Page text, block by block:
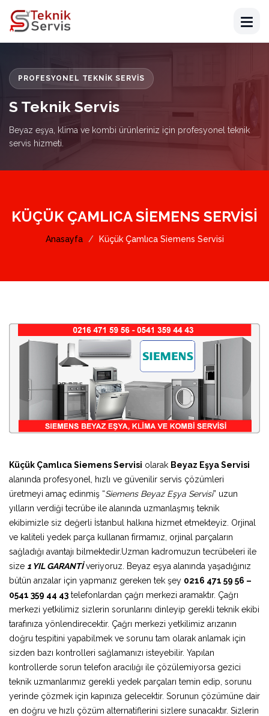
PROFESYONEL TEKNIK SERVIS
S Teknik Servis
Beyaz eşya, klima ve kombi ürünleriniz için profesyonel teknik
servis hizmeti.
KÜÇÜK ÇAMLICA SIEMENS SERVISI
Anasayfa Küçük Çamlıca Siemens Servisi
Küçük Çamlıca Siemens Servisi olarak Beyaz Eşya Servisi
alanında profesyonel, hızlı ve güvenilir servis çözümleri
üretmeyi amaç edinmiş “Siemens Beyaz Eşya Servisi” uzun
yılların verdiği tecrübe ile alanında uzmanlaşmış teknik
ekibimizle siz değerli İstanbul halkına hizmet etmekteyiz. Orjinal
ve kaliteli yedek parça kullanan firmamız, orjinal parçaların
sağladığı avantajı bilmektedir.Uzman kadromuzun tecrübeleri ile
size 1 YIL GARANTİveriyoruz. Beyaz eşya alanında yaşadığınız
bütün arızalar için yapmanız gereken tek şey 0216 471 59 56 –
0541 359 44 43 telefonlardan çağrı merkezi aramaktır. Çağrı
merkezi yetkilimiz sizlerin sorunlarını dinleyip gerekli teknik ekibi
tarafınıza yönlendirecektir. Çağrı merkezi yetkilimiz arızanın
doğru tespitini yapabilmek ve sorunu tam olarak anlamak için
sizden bazı kontrolleri sağlamanızı isteyebilir. Yapılan
kontrollerde sorun telefon aracılığı ile çözülemiyorsa gezici
teknik uzmanlarımız gerekli yedek parçaları temin edip, sorunu
yerinde çözmek için kapınıza gelecektir. Sorunun çözümüne dair
en doğru ve hızlı çözüm alternatiflerini sizlere sunacaktır. Sizlerin